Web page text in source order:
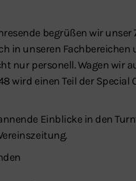
begrüßen wir unser
in unseren
nur personell. Wagen wir
wird einen Teil der
Einblicke in den